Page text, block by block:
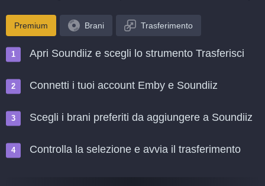
Premium Brani Trasferimento
Apri Soundiiz e scegli lo strumento Trasferisci
Connetti i tuoi account Emby e Soundiiz
Scegli i brani preferiti da aggiungere a Soundiiz
Controlla la selezione e avvia il trasferimento